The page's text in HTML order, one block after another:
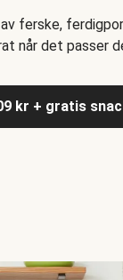
ferske,
når det passer
kr + gratis